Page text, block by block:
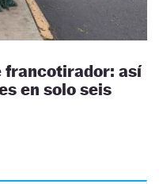
francotirador: así
en solo seis